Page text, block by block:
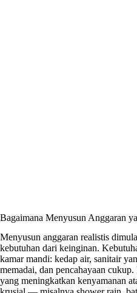
Bagaimana Menyusun Anggaran
Menyusun anggaran realistis
kebutuhan dari keinginan.
kamar mandi: kedap air, sanitair
memadai, dan pencahayaan
yang meningkatkan kenyamanan